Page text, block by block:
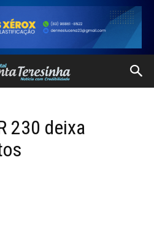
230 deixa